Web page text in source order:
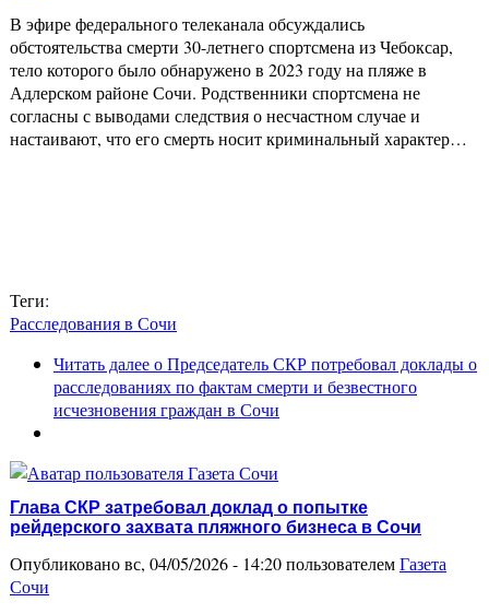
В эфире федерального телеканала обсуждались
обстоятельства смерти 30-летнего спортсмена из Чебоксар,
тело которого было обнаружено в 2023 году на пляже в
Адлерском районе Сочи. Родственники спортсмена не
согласны с выводами следствия о несчастном случае и
настаивают, что его смерть носит криминальный характер…
Теги:
Расследования в Сочи
Читать далеео Председатель СКР потребовал доклады о
расследованиях по фактам смерти и безвестного
исчезновения граждан в Сочи
Глава СКР затребовал доклад о попытке
рейдерского захвата пляжного бизнеса в Сочи
Опубликовано вс, 04/05/2026 - 14:20 пользователемГазета
Сочи